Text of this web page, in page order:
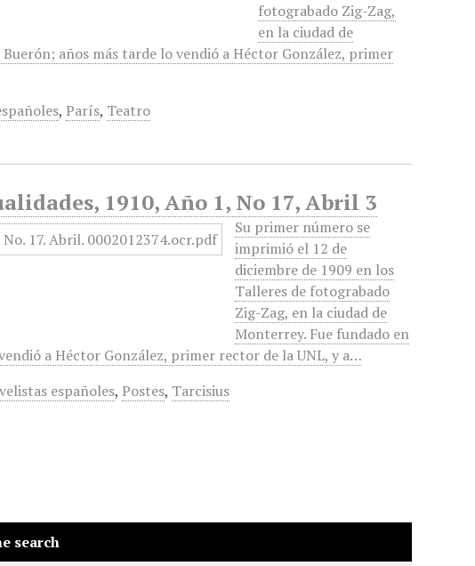
fotograbado Zig-Zag,
en la ciudad de
años más tarde lo vendió a Héctor González, primer
, París, Teatro
1910, Año 1, No 17, Abril 3
Su primer número se
imprimió el 12 de
diciembre de 1909 en los
Talleres de fotograbado
Zig-Zag, en la ciudad de
Monterrey. Fue fundado en
a Héctor González, primer rector de la UNL, y a…
españoles, Postes, Tarcisius
search